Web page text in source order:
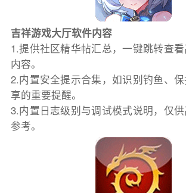
吉祥游戏大厅软件内容
1.提供社区精华帖汇总，一键跳转查
内容。
2.内置安全提示合集，如识别钓鱼、
享的重要提醒。
3.内置日志级别与调试模式说明，仅
参考。